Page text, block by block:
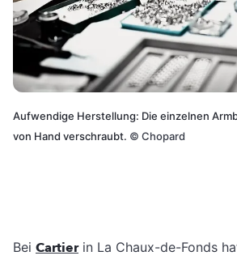
Aufwendige Herstellung: Die einzelnen
von Hand verschraubt. © Chopard
Bei Cartierin La Chaux-de-Fonds